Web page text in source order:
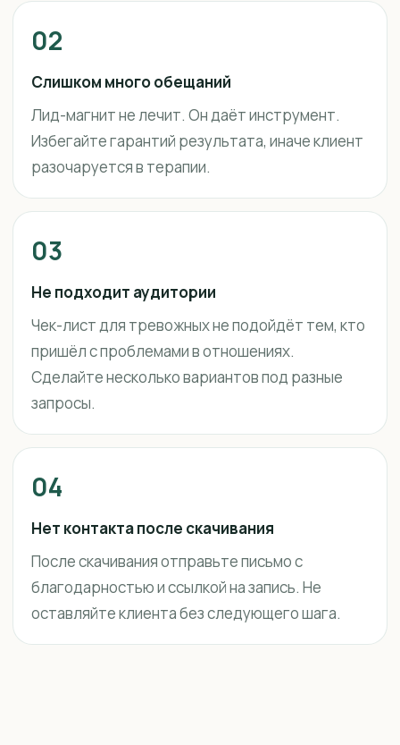
02
Слишком много обещаний
Лид-магнит не лечит. Он даёт инструмент.
Избегайте гарантий результата, иначе клиент
разочаруется в терапии.
03
Не подходит аудитории
Чек-лист для тревожных не подойдёт тем, кто
пришёл с проблемами в отношениях.
Сделайте несколько вариантов под разные
запросы.
04
Нет контакта после скачивания
После скачивания отправьте письмо с
благодарностью и ссылкой на запись. Не
оставляйте клиента без следующего шага.